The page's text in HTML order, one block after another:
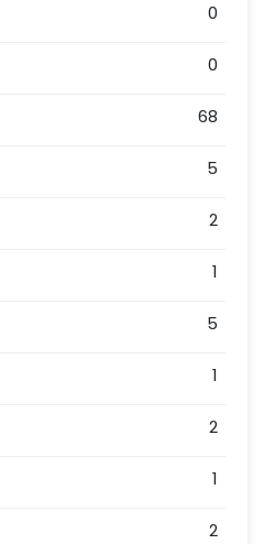
0
0
68
5
2
1
5
1
2
1
2